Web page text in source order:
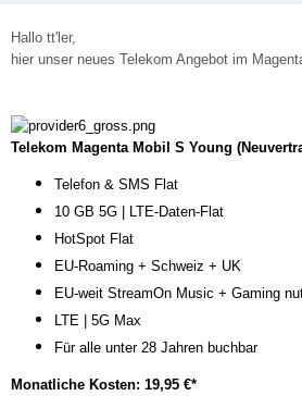
Hallo tt'ler,
hier unser neues Telekom Angebot im
Telekom Magenta Mobil S Young
Telefon & SMS Flat
10 GB 5G | LTE-Daten-Flat
HotSpot Flat
EU-Roaming + Schweiz + UK
EU-weit StreamOn Music + Gaming
LTE | 5G Max
Für alle unter 28 Jahren buchbar
Monatliche Kosten: 19,95 €*